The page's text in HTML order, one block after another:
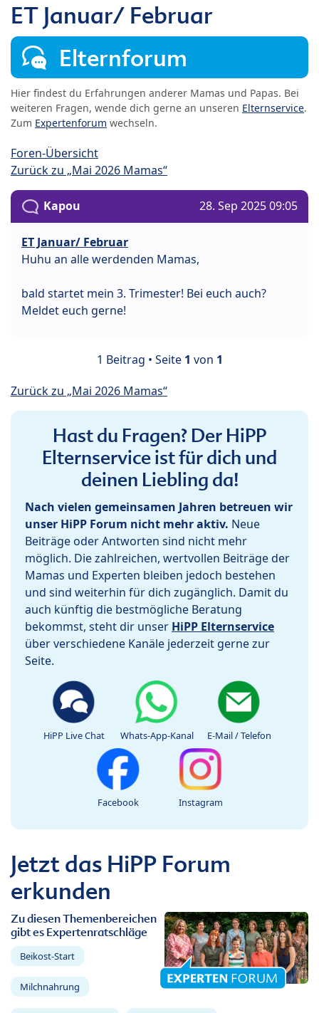
ET Januar/ Februar
Elternforum
Hier findest du Erfahrungen anderer Mamas und Papas. Bei
weiteren Fragen, wende dich gerne an unseren Elternservice.
Zum Expertenforum wechseln.
Foren-Übersicht
Zurück zu „Mai 2026 Mamas“
Kapou 28. Sep 2025 09:05
ET Januar/ Februar
Huhu an alle werdenden Mamas,
bald startet mein 3. Trimester! Bei euch auch?
Meldet euch gerne!
1 Beitrag • Seite 1 von 1
Zurück zu „Mai 2026 Mamas“
Hast du Fragen? Der HiPP
Elternservice ist für dich und
deinen Liebling da!
Nach vielen gemeinsamen Jahren betreuen wir
unser HiPP Forum nicht mehr aktiv. Neue
Beiträge oder Antworten sind nicht mehr
möglich. Die zahlreichen, wertvollen Beiträge der
Mamas und Experten bleiben jedoch bestehen
und sind weiterhin für dich zugänglich. Damit du
auch künftig die bestmögliche Beratung
bekommst, steht dir unser HiPP Elternservice
über verschiedene Kanäle jederzeit gerne zur
Seite.
HiPP Live Chat Whats-App-Kanal E-Mail / Telefon
Facebook Instagram
Jetzt das HiPP Forum
erkunden
Zu diesen Themenbereichen
gibt es Expertenratschläge
Beikost-Start
Milchnahrung